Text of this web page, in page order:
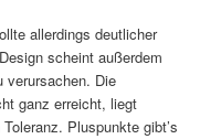
allerdings deutlicher
scheint außerdem
verursachen. Die
ganz erreicht, liegt
Pluspunkte gibt’s